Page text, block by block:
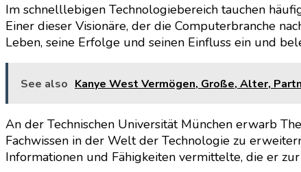
Im schnelllebigen Technologiebereich tauchen
Einer dieser Visionäre, der die Computerbranche
Leben, seine Erfolge und seinen Einfluss ein und
See also Kanye West Vermögen, Große, Alter,
An der Technischen Universität München erwarb
Fachwissen in der Welt der Technologie zu
Informationen und Fähigkeiten vermittelte, die er